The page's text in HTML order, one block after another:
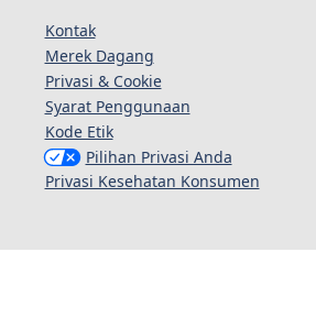
Kontak
Merek Dagang
Privasi & Cookie
Syarat Penggunaan
Kode Etik
Pilihan Privasi Anda
Privasi Kesehatan Konsumen